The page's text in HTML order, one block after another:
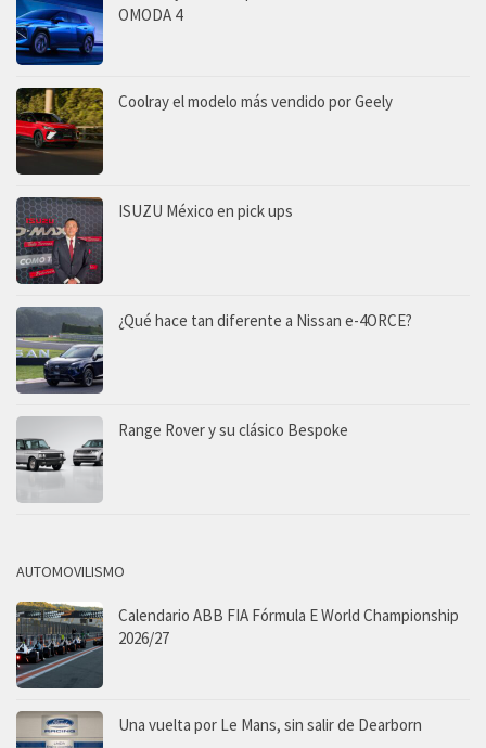
OMODA 4
Coolray el modelo más vendido por Geely
ISUZU México en pick ups
¿Qué hace tan diferente a Nissan e-4ORCE?
Range Rover y su clásico Bespoke
AUTOMOVILISMO
Calendario ABB FIA Fórmula E World Championship
2026/27
Una vuelta por Le Mans, sin salir de Dearborn